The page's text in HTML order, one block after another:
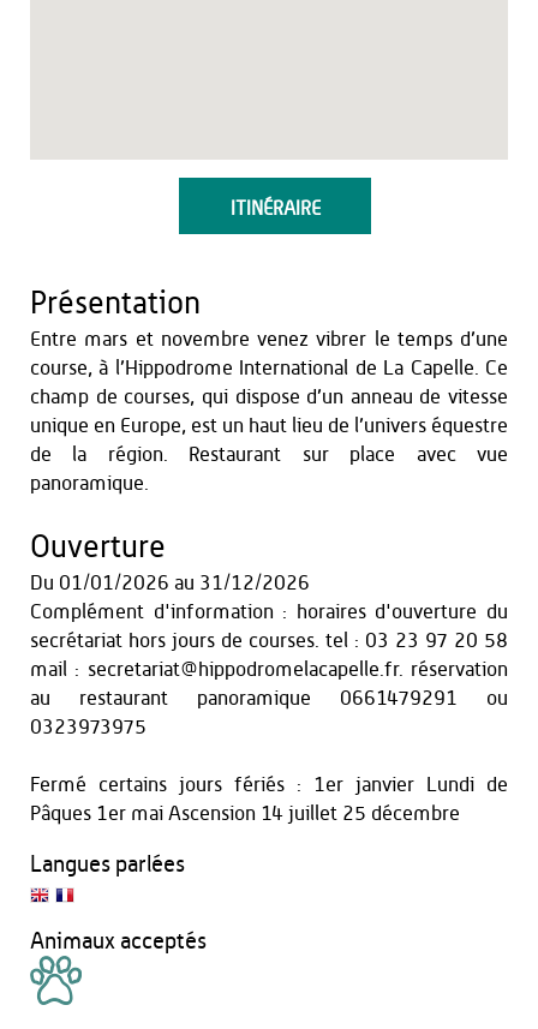
ITINÉRAIRE
Présentation
Entre mars et novembre venez vibrer le temps d’une
course, à l’Hippodrome International de La Capelle. Ce
champ de courses, qui dispose d’un anneau de vitesse
unique en Europe, est un haut lieu de l’univers équestre
de la région. Restaurant sur place avec vue
panoramique.
Ouverture
Du 01/01/2026 au 31/12/2026
Complément d'information : horaires d'ouverture du
secrétariat hors jours de courses. tel : 03 23 97 20 58
mail : secretariat@hippodromelacapelle.fr. réservation
au restaurant panoramique 0661479291 ou
0323973975
Fermé certains jours fériés : 1er janvier Lundi de
Pâques 1er mai Ascension 14 juillet 25 décembre
Langues parlées
Animaux acceptés